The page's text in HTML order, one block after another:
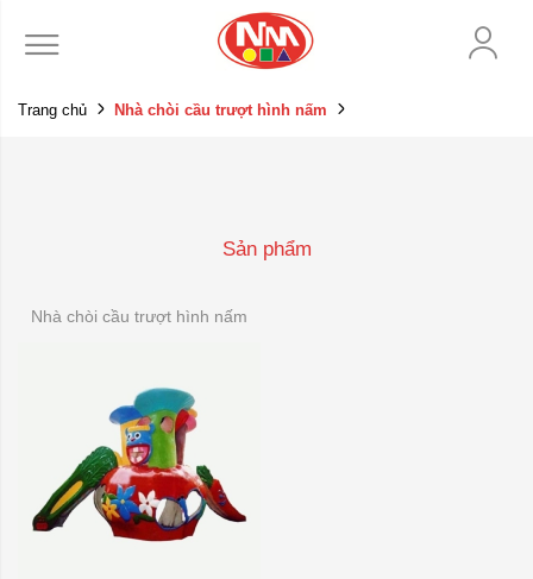
Trang chủ Nhà chòi cầu trượt hình nấm
Sản phẩm
Nhà chòi cầu trượt hình nấm